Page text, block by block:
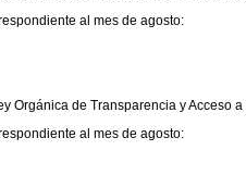
al mes de agosto:
Orgánica de Transparencia y Acceso
al mes de agosto: